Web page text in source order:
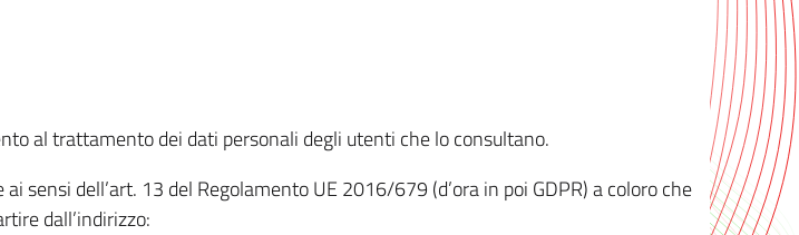
al trattamento dei dati personali degli utenti che lo consultano.
sensi dell’art. 13 del Regolamento UE 2016/679 (d’ora in poi GDPR) a coloro che
dall’indirizzo: